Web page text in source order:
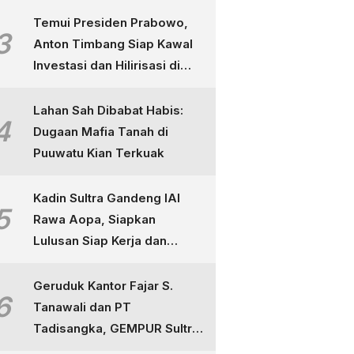
Kertas
Temui Presiden Prabowo,
Anton Timbang Siap Kawal
Investasi dan Hilirisasi di
Lahan Sah Dibabat Habis:
Dugaan Mafia Tanah di
Puuwatu Kian Terkuak
Kadin Sultra Gandeng IAI
Rawa Aopa, Siapkan
Lulusan Siap Kerja dan
Geruduk Kantor Fajar S.
Tanawali dan PT
Tadisangka, GEMPUR Sultra